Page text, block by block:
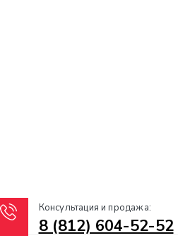
Консультация и продажа:
8 (812) 604-52-52